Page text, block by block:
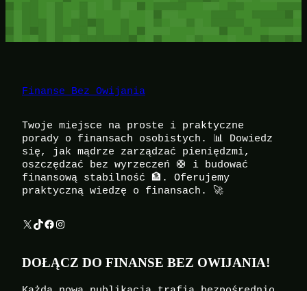
Finanse Bez Owijania
Twoje miejsce na proste i praktyczne
porady o finansach osobistych. 📊 Dowiedz
się, jak mądrze zarządzać pieniędzmi,
oszczędzać bez wyrzeczeń 🛟 i budować
finansową stabilność 🏦. Oferujemy
praktyczną wiedzę o finansach. 🚀
X TikTok Facebook Instagram
DOŁĄCZ DO FINANSE BEZ OWIJANIA!